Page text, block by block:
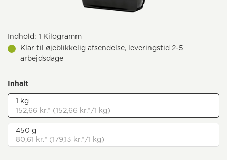
Indhold: 1 Kilogramm
Klar til øjeblikkelig afsendelse, leveringstid 2-5
arbejdsdage
Inhalt
1 kg
152,66 kr.* (152,66 kr.*/1 kg)
450 g
80,61 kr.* (179,13 kr.*/1 kg)